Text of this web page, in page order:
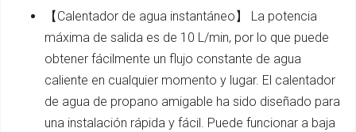
【Calentador de agua instantáneo】 La potencia
máxima de salida es de 10 L/min, por lo que puede
obtener fácilmente un flujo constante de agua
caliente en cualquier momento y lugar. El calentador
de agua de propano amigable ha sido diseñado para
una instalación rápida y fácil. Puede funcionar a baja